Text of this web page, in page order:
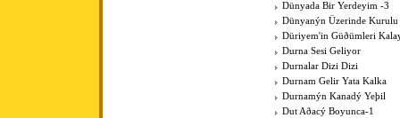
Dünyada Bir Yerdeyim -3
Dünyanýn Üzerinde
Düriyem'in Güðümleri
Durna Sesi Geliyor
Durnalar Dizi Dizi
Durnam Gelir Yata Kalka
Durnamýn Kanadý Yeþil
Dut Aðacý Boyunca-1